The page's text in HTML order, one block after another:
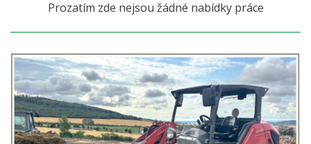
Prozatím zde nejsou žádné nabídky práce